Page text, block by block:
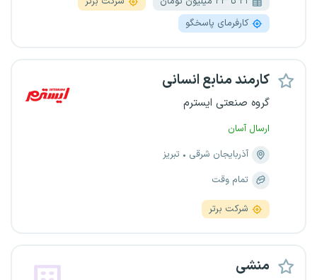
کارفرمای پاسخگو
کارمند منابع انسانی
گروه صنعتی ایسترم
ارسال آسان
آذربایجان شرقی
تبریز
تمام وقت
شرکت برتر
منشی